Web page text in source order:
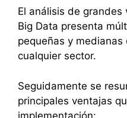
El análisis de
Big Data presenta
pequeñas y
cualquier sector.
Seguidamente se
principales ventajas
implementación: